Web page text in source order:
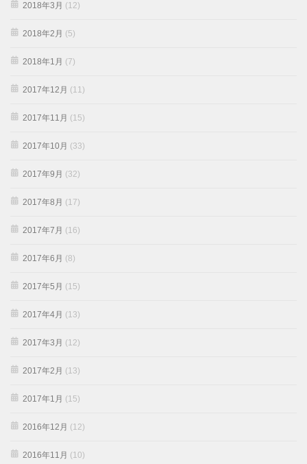
2018年3月 (12)
2018年2月 (5)
2018年1月 (7)
2017年12月 (11)
2017年11月 (15)
2017年10月 (33)
2017年9月 (32)
2017年8月 (17)
2017年7月 (16)
2017年6月 (8)
2017年5月 (15)
2017年4月 (13)
2017年3月 (12)
2017年2月 (13)
2017年1月 (15)
2016年12月 (12)
2016年11月 (10)